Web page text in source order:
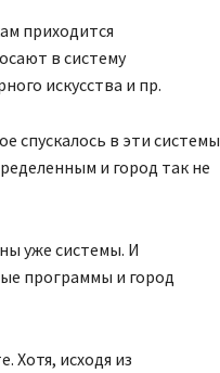
приходится
в систему
искусства и пр.
спускалось в эти системы
и город так не
уже системы. И
программы и город
Хотя, исходя из